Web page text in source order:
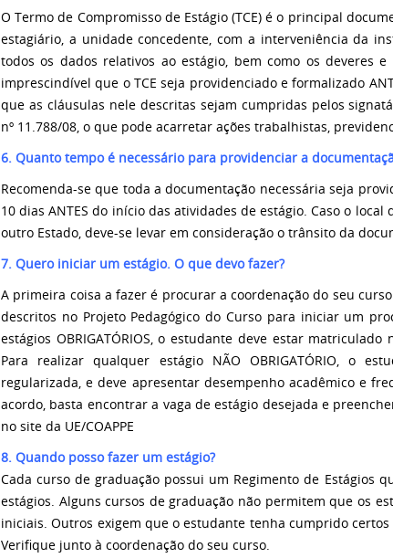
O Termo de Compromisso de Estágio (TCE) é o principal
estagiário, a unidade concedente, com a interveniência da
todos os dados relativos ao estágio, bem como os deveres
imprescindível que o TCE seja providenciado e formalizado
que as cláusulas nele descritas sejam cumpridas pelos
nº 11.788/08, o que pode acarretar ações trabalhistas,
6. Quanto tempo é necessário para providenciar a
Recomenda-se que toda a documentação necessária seja
10 dias ANTES do início das atividades de estágio. Caso o
outro Estado, deve-se levar em consideração o trânsito da
7. Quero iniciar um estágio. O que devo fazer?
A primeira coisa a fazer é procurar a coordenação do seu
descritos no Projeto Pedagógico do Curso para iniciar um
estágios OBRIGATÓRIOS, o estudante deve estar
Para realizar qualquer estágio NÃO OBRIGATÓRIO, o
regularizada, e deve apresentar desempenho acadêmico e
acordo, basta encontrar a vaga de estágio desejada e
no site da UE/COAPPE
8. Quando posso fazer um estágio?
Cada curso de graduação possui um Regimento de Estágios
estágios. Alguns cursos de graduação não permitem que os
iniciais. Outros exigem que o estudante tenha cumprido
Verifique junto à coordenação do seu curso.